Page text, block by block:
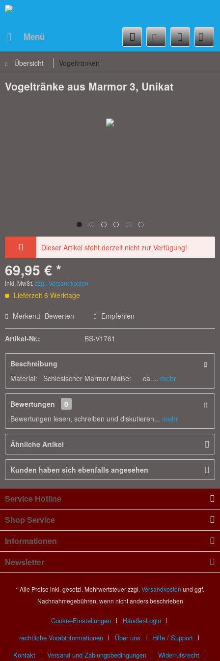
Menü
Übersicht Vogeltränken
Vogeltränke aus Marmor 3, Unikat
Dieser Artikel steht derzeit nicht zur Verfügung!
69,95 € *
inkl. MwSt. zzgl. Versandkosten
Lieferzeit 6 Werktage
Merken Bewerten Empfehlen
Artikel-Nr.: BS-V1761
Beschreibung
Material: Schlesischer Marmor Maße: ca.... mehr
Bewertungen
0
Bewertungen lesen, schreiben und diskutieren... mehr
Ähnliche Artikel
Kunden haben sich ebenfalls angesehen
Service Hotline
Shop Service
Informationen
Newsletter
* Alle Preise inkl. gesetzl. Mehrwertsteuer zzgl. Versandkosten und ggf.
Nachnahmegebühren, wenn nicht anders beschrieben
Cookie-Einstellungen
Händler-Login
rechtliche Vorabinformationen
Über uns
Hilfe / Support
Kontakt
Versand und Zahlungsbedingungen Widerrufsrecht